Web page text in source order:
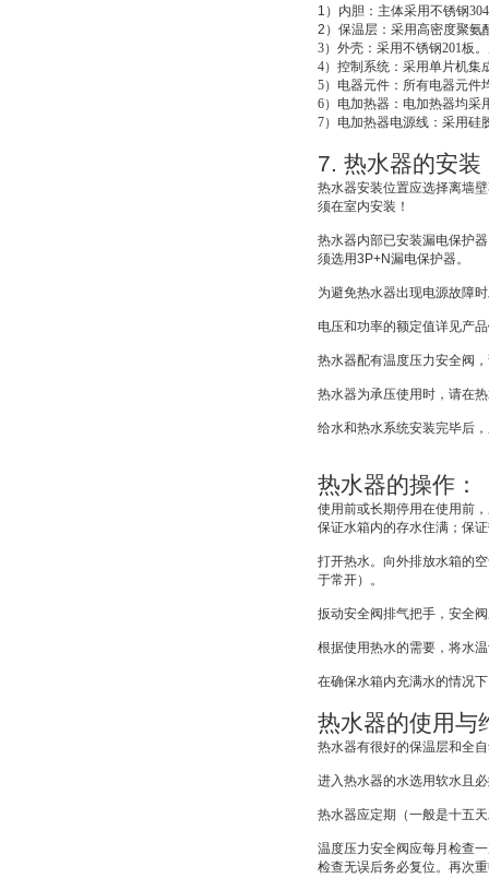
1 ） 内胆：主体采用不锈钢
2 ） 保温层：采用高密度聚氨
3）外壳：采用不锈钢201板
4）控制系统：采用单片机集
5）电器元件：所有电器元件
6）电加热器：电加热器均采
7）电加热器电源线：采用硅
7. 热水器的安装
热水器安装位置应选择离墙
须在室内安装！
热水器内部已安装漏电保护
须选用3P+N漏电保护器。
为避免热水器出现电源故障
电压和功率的额定值详见产
热水器配有温度压力安全阀
热水器为承压使用时，请在
给水和热水系统安装完毕后
热水器的操作：
使用前或长期停用在使用前
保证水箱内的存水住满；保
打开热水。向外排放水箱的
于常开）。
扳动安全阀排气把手，安全
根据使用热水的需要，将水
在确保水箱内充满水的情况
热水器的使用与
热水器有很好的保温层和全
进入热水器的水选用软水且
热水器应定期（一般是十五
温度压力安全阀应每月检查
检查无误后务必复位。再次